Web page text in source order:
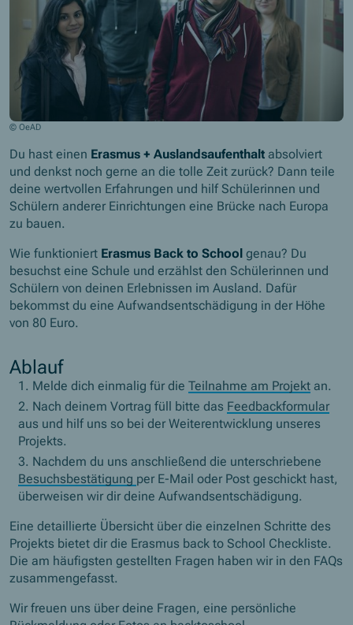
© OeAD
Du hast einen Erasmus + Auslandsaufenthalt absolviert
und denkst noch gerne an die tolle Zeit zurück? Dann teile
deine wertvollen Erfahrungen und hilf Schülerinnen und
Schülern anderer Einrichtungen eine Brücke nach Europa
zu bauen.
Wie funktioniert Erasmus Back to School genau? Du
besuchst eine Schule und erzählst den Schülerinnen und
Schülern von deinen Erlebnissen im Ausland. Dafür
bekommst du eine Aufwandsentschädigung in der Höhe
von 80 Euro.
Ablauf
Melde dich einmalig für dieTeilnahme am Projekt an.
Nach deinem Vortrag füll bitte das Feedbackformular
aus und hilf uns so bei der Weiterentwicklung unseres
Projekts.
Nachdem du uns anschließend die unterschriebene
Besuchsbestätigung per E-Mail oder Post geschickt hast,
überweisen wir dir deine Aufwandsentschädigung.
Eine detaillierte Übersicht über die einzelnen Schritte des
Projekts bietet dir die Erasmus back to School Checkliste.
Die am häufigsten gestellten Fragen haben wir in den FAQs
zusammengefasst.
Wir freuen uns über deine Fragen, eine persönliche